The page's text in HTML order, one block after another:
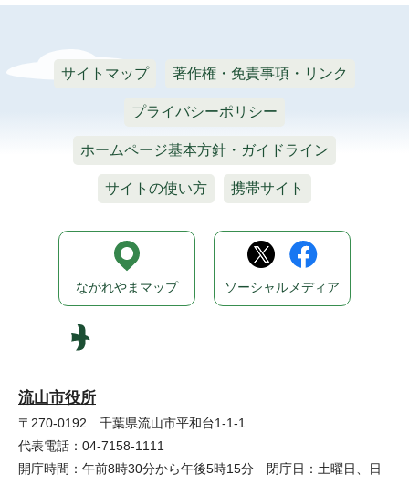
サイトマップ 著作権・免責事項・リンク
プライバシーポリシー
ホームページ基本方針・ガイドライン
サイトの使い方 携帯サイト
流山市役所
〒270-0192 千葉県流山市平和台1-1-1
代表電話：04-7158-1111
開庁時間：午前8時30分から午後5時15分 閉庁日：土曜日、日
ながれやまマップ ソーシャルメディア